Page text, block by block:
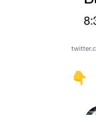
👇